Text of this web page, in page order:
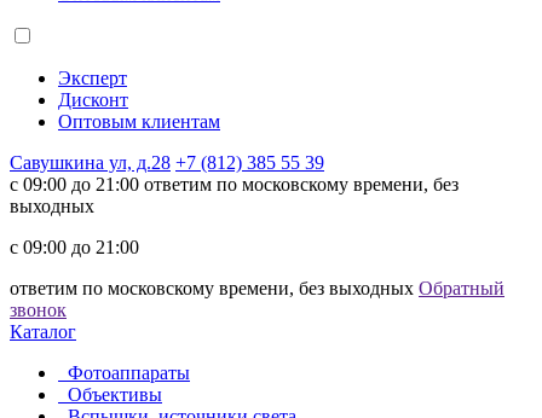
Эксперт
Дисконт
Оптовым клиентам
Савушкина ул, д.28 +7 (812) 385 55 39
c 09:00 до 21:00 ответим по московскому времени, без
выходных
c 09:00 до 21:00
ответим по московскому времени, без выходных Обратный
звонок
Каталог
Фотоаппараты
Объективы